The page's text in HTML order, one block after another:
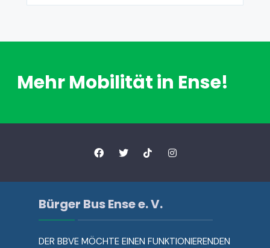
Mehr Mobilität in Ense!
Bürger Bus Ense e. V.
DER BBVE MÖCHTE EINEN FUNKTIONIERENDEN